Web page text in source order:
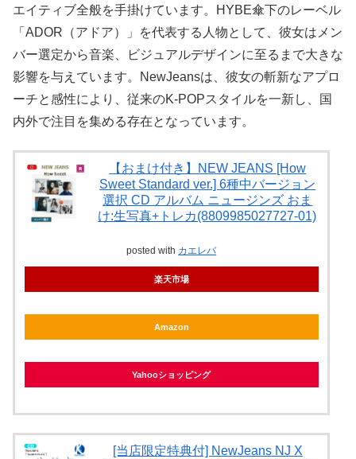
エイティブ全般を手掛けています。HYBE傘下のレーベル
「ADOR（アドア）」を代表する人物として、彼女はメン
バー選定から音楽、ビジュアルデザインに至るまで大きな
影響を与えています。NewJeansは、彼女の斬新なアプロ
ーチと感性により、従来のK-POPスタイルを一新し、国
内外で注目を集める存在となっています。
【おまけ付き】NEW JEANS [How
Sweet Standard ver.] 6種中バージョン
選択 CD アルバム ニュージンズ おま
け:生写真+トレカ(8809985027727-01)
posted with カエレバ
楽天市場
Amazon
Yahooショッピング
[当店限定特典付] NewJeans NJ X